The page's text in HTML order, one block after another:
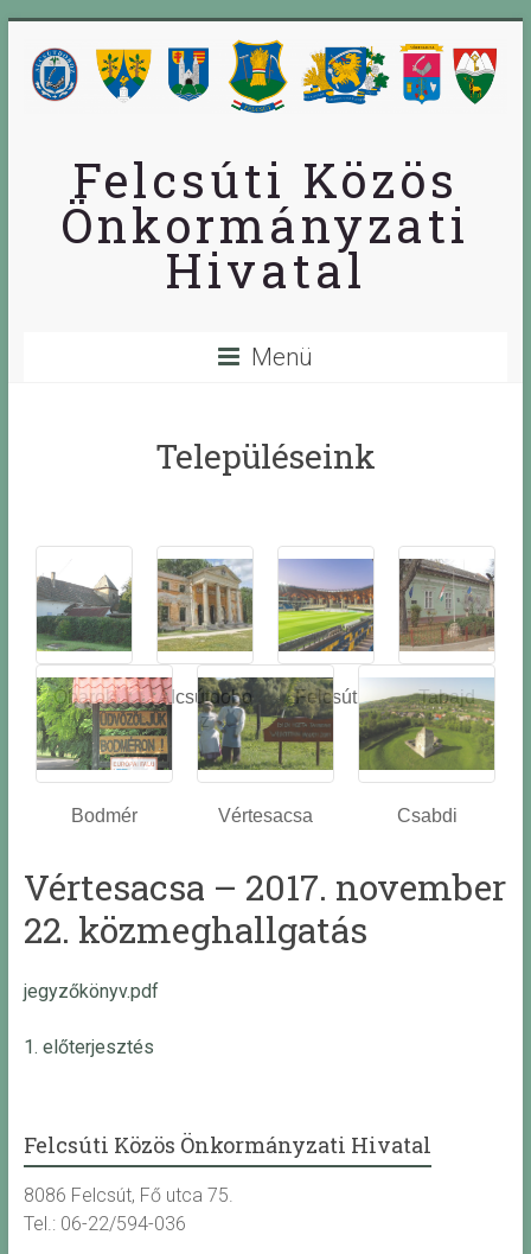
Felcsúti Közös
Önkormányzati
Hivatal
Menü
Településeink
Óbarok
Alcsútdobo
z
Felcsút Tabajd
Bodmér Vértesacsa Csabdi
Vértesacsa – 2017. november
22. közmeghallgatás
jegyzőkönyv.pdf
1. előterjesztés
Felcsúti Közös Önkormányzati Hivatal
8086 Felcsút, Fő utca 75.
Tel.: 06-22/594-036